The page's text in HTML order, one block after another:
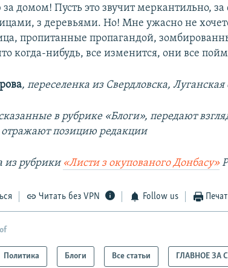
домом! Пусть это звучит меркантильно,
з деревьями. Но! Мне ужасно не
пропитанные пропагандой,
когда-нибудь, все изменится, они все
, переселенка из Свердловска, Луганская
в рубрике «Блоги», передают
отражают позицию редакции
из рубрики «Листи з окупованого Донбасу»
Читать без VPN Follow us
Политика Блоги Все статьи ГЛАВНОЕ ЗА